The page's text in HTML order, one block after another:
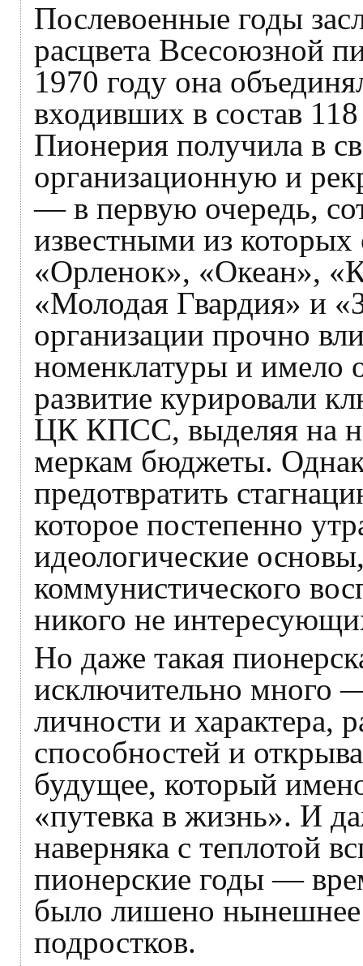
Послевоенные годы
расцвета Всесоюзной
1970 году она
входивших в состав
Пионерия получила в
организационную и
— в первую очередь,
известными из которых
«Орленок», «Океан»,
«Молодая Гвардия» и
организации прочно
номенклатуры и имело
развитие курировали
ЦК КПСС, выделяя на
меркам бюджеты.
предотвратить
которое постепенно
идеологические
коммунистического
никого не
Но даже такая
исключительно много
личности и характера,
способностей и
будущее, который
«путевка в жизнь». И
наверняка с теплотой
пионерские годы —
было лишено нынешнее
подростков.